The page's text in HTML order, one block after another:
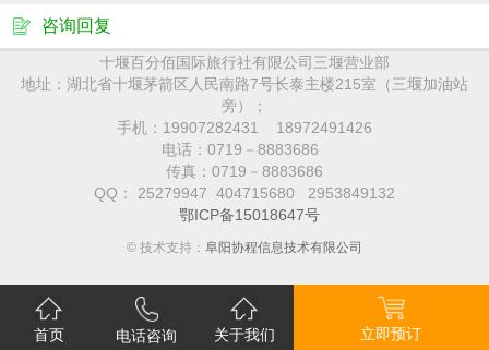
咨询回复
十堰百分佰国际旅行社有限公司三堰营业部
地址：湖北省十堰茅箭区人民南路7号长泰主楼215室（三堰加油站
旁）；
手机：19907282431 18972491426
电话：0719－8883686
传真：0719－8883686
QQ： 25279947 404715680 2953849132
鄂ICP备15018647号
© 技术支持： 阜阳协程信息技术有限公司
首页 电话咨询 关于我们 立即预订